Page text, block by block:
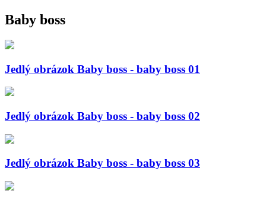
Baby boss
Jedlý obrázok Baby boss - baby boss 01
Jedlý obrázok Baby boss - baby boss 02
Jedlý obrázok Baby boss - baby boss 03